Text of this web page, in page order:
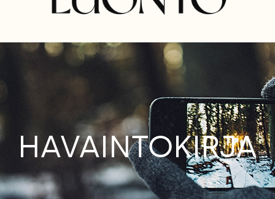
HAVAINTOKIRJA